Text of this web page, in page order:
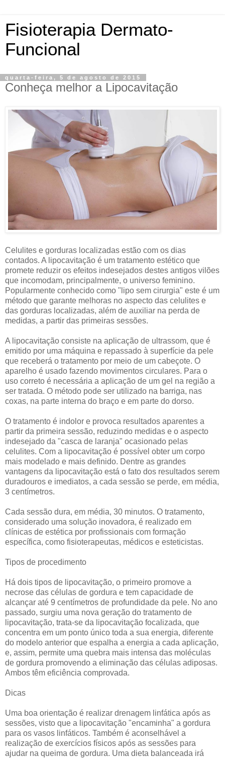
Fisioterapia Dermato-
Funcional
quarta-feira, 5 de agosto de 2015
Conheça melhor a Lipocavitação
Celulites e gorduras localizadas estão com os dias
contados. A lipocavitação é um tratamento estético que
promete reduzir os efeitos indesejados destes antigos vilões
que incomodam, principalmente, o universo feminino.
Popularmente conhecido como "lipo sem cirurgia" este é um
método que garante melhoras no aspecto das celulites e
das gorduras localizadas, além de auxiliar na perda de
medidas, a partir das primeiras sessões.
A lipocavitação consiste na aplicação de ultrassom, que é
emitido por uma máquina e repassado à superfície da pele
que receberá o tratamento por meio de um cabeçote. O
aparelho é usado fazendo movimentos circulares. Para o
uso correto é necessária a aplicação de um gel na região a
ser tratada. O método pode ser utilizado na barriga, nas
coxas, na parte interna do braço e em parte do dorso.
O tratamento é indolor e provoca resultados aparentes a
partir da primeira sessão, reduzindo medidas e o aspecto
indesejado da "casca de laranja" ocasionado pelas
celulites. Com a lipocavitação é possível obter um corpo
mais modelado e mais definido. Dentre as grandes
vantagens da lipocavitação está o fato dos resultados serem
duradouros e imediatos, a cada sessão se perde, em média,
3 centímetros.
Cada sessão dura, em média, 30 minutos. O tratamento,
considerado uma solução inovadora, é realizado em
clínicas de estética por profissionais com formação
específica, como fisioterapeutas, médicos e esteticistas.
Tipos de procedimento
Há dois tipos de lipocavitação, o primeiro promove a
necrose das células de gordura e tem capacidade de
alcançar até 9 centímetros de profundidade da pele. No ano
passado, surgiu uma nova geração do tratamento de
lipocavitação, trata-se da lipocavitação focalizada, que
concentra em um ponto único toda a sua energia, diferente
do modelo anterior que espalha a energia a cada aplicação,
e, assim, permite uma quebra mais intensa das moléculas
de gordura promovendo a eliminação das células adiposas.
Ambos têm eficiência comprovada.
Dicas
Uma boa orientação é realizar drenagem linfática após as
sessões, visto que a lipocavitação "encaminha" a gordura
para os vasos linfáticos. Também é aconselhável a
realização de exercícios físicos após as sessões para
ajudar na queima de gordura. Uma dieta balanceada irá